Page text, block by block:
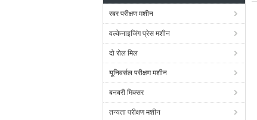
रबर परीक्षण मशीन
वल्केनाइजिंग प्रेस मशीन
दो रोल मिल
यूनिवर्सल परीक्षण मशीन
बनबरी मिक्सर
तन्यता परीक्षण मशीन